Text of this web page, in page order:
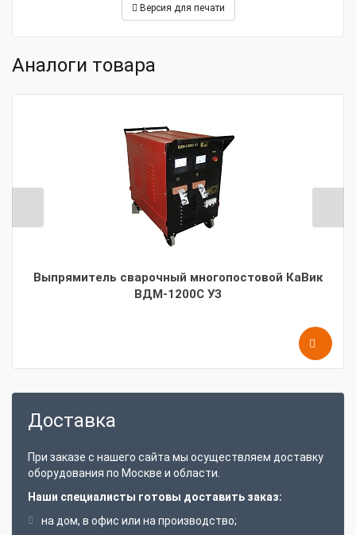
Версия для печати
Аналоги товара
Выпрямитель сварочный многопостовой КаВик
ВДМ-1200С УЗ
Доставка
При заказе с нашего сайта мы осуществляем доставку
оборудования по Москве и области.
Наши специалисты готовы доставить заказ:
на дом, в офис или на производство;